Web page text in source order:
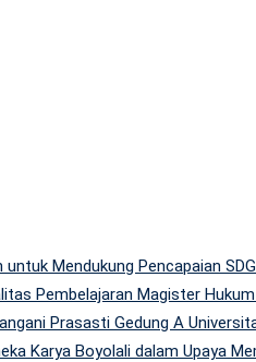
Mendukung Pencapaian
Pembelajaran Magister
Prasasti Gedung A
Karya Boyolali dalam Upaya